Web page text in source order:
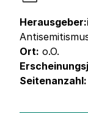
Ort: o.O.
Seitenanzahl: